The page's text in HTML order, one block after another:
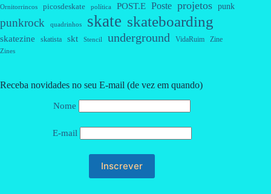
Ornitorrincos picosdeskate política POST.E Poste projetos punk
punkrock quadrinhos skate skateboarding
skatezine skatista skt Stencil underground VidaRuim Zine
Zines
Receba novidades no seu E-mail (de vez em quando)
Nome
E-mail